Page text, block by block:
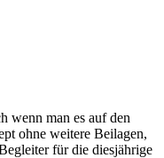
wenn man es auf den
ohne weitere Beilagen,
für die diesjährige